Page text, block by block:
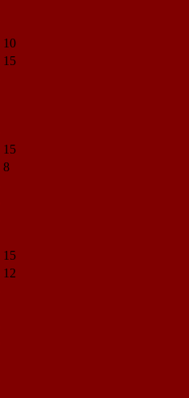
10
15
15
8
15
12